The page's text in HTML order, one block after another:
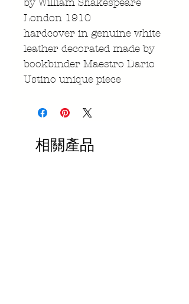
by William Shakespeare
London 1910
hardcover in genuine white
leather decorated made by
bookbinder Maestro Dario
Ustino unique piece
相關產品